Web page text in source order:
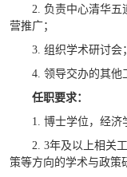
2. 负责中心清华五
营推广；
3. 组织学术研讨会；
4. 领导交办的其他
任职要求：
1. 博士学位，经济
2. 3年及以上相关
策等方向的学术与政策